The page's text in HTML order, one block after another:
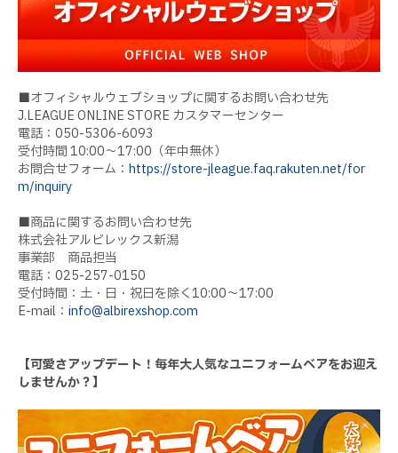
■オフィシャルウェブショップに関するお問い合わせ先
J.LEAGUE ONLINE STORE カスタマーセンター
電話：050-5306-6093
受付時間 10:00～17:00（年中無休）
お問合せフォーム： https://store-jleague.faq.rakuten.net/for
m/inquiry
■商品に関するお問い合わせ先
株式会社アルビレックス新潟
事業部 商品担当
電話：025-257-0150
受付時間：土・日・祝日を除く10:00〜17:00
E-mail： info@albirexshop.com
【可愛さアップデート！毎年大人気なユニフォームベアをお迎え
しませんか？】